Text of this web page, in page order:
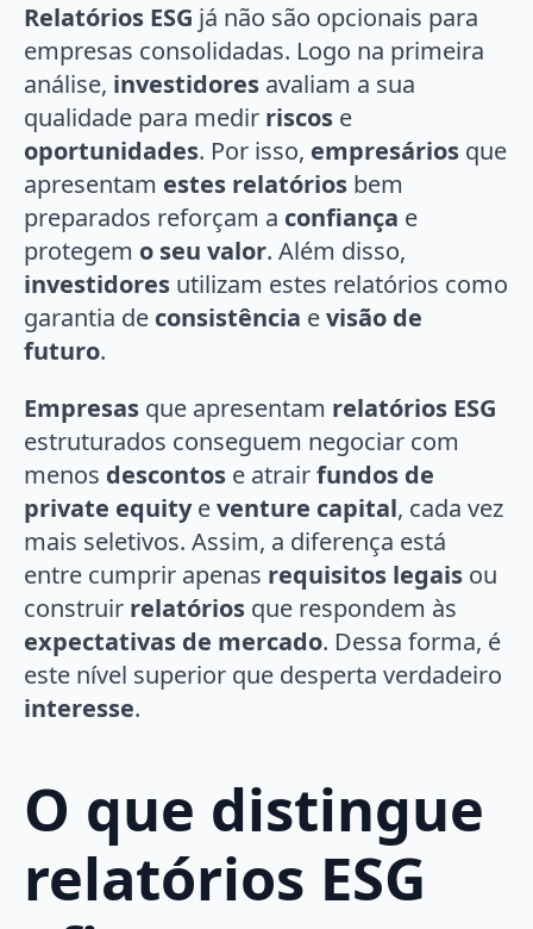
Relatórios ESG já não são opcionais para
empresas consolidadas. Logo na primeira
análise, investidores avaliam a sua
qualidade para medir riscos e
oportunidades. Por isso, empresários que
apresentam estes relatórios bem
preparados reforçam a confiança e
protegem o seu valor. Além disso,
investidores utilizam estes relatórios como
garantia de consistência evisão de
futuro.
Empresas que apresentam relatórios ESG
estruturados conseguem negociar com
menos descontos e atrairfundos de
private equityeventure capital, cada vez
mais seletivos. Assim, a diferença está
entre cumprir apenas requisitos legais ou
construir relatórios que respondem às
expectativas de mercado. Dessa forma, é
este nível superior que desperta verdadeiro
interesse.
O que distingue
relatórios ESG